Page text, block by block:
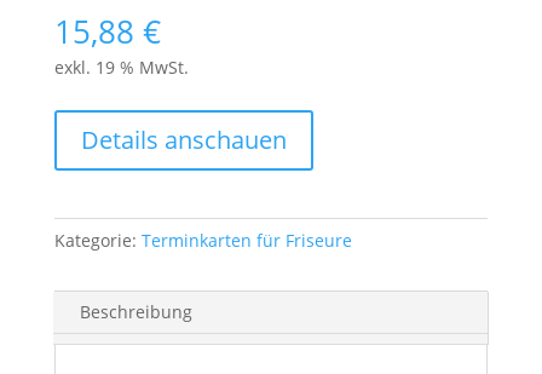
15,88 €
exkl. 19 % MwSt.
Details anschauen
Kategorie: Terminkarten für Friseure
Beschreibung